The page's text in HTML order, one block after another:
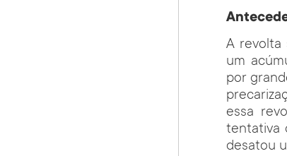
A revolta
um
por
essa
tentativa
desatou